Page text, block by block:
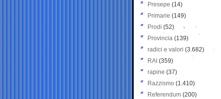
Presepe (14)
Primarie (149)
Prodi (52)
Provincia (139)
radici e valori (3.682)
RAI (359)
rapine (37)
Razzismo (1.410)
Referendum (200)